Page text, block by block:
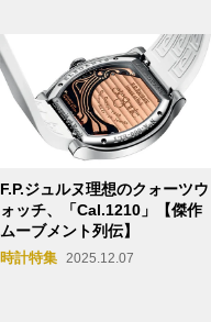
F.P.ジュルヌ理想のクォーツウ
ォッチ、「Cal.1210」【傑作
ムーブメント列伝】
時計特集 2025.12.07